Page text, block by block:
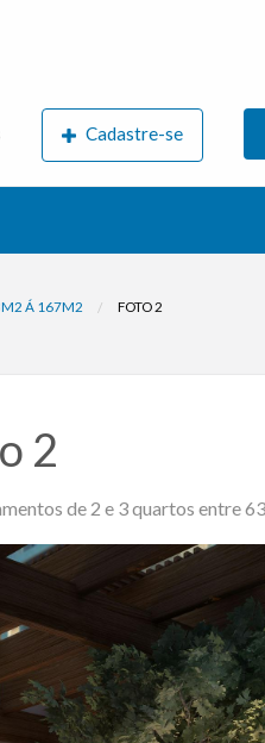
Cadastre-se
Á 167M2 FOTO 2
2
de 2 e 3 quartos entre